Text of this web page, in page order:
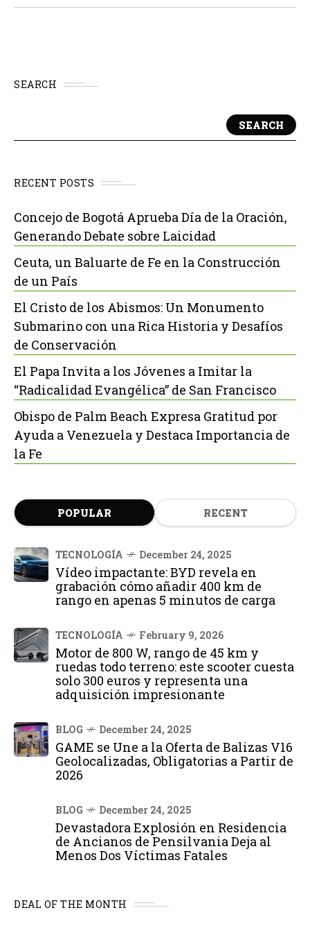
SEARCH
SEARCH
RECENT POSTS
Concejo de Bogotá Aprueba Día de la Oración,
Generando Debate sobre Laicidad
Ceuta, un Baluarte de Fe en la Construcción
de un País
El Cristo de los Abismos: Un Monumento
Submarino con una Rica Historia y Desafíos
de Conservación
El Papa Invita a los Jóvenes a Imitar la
“Radicalidad Evangélica” de San Francisco
Obispo de Palm Beach Expresa Gratitud por
Ayuda a Venezuela y Destaca Importancia de
la Fe
POPULAR RECENT
TECNOLOGÍA December 24, 2025
Vídeo impactante: BYD revela en
grabación cómo añadir 400 km de
rango en apenas 5 minutos de carga
TECNOLOGÍA February 9, 2026
Motor de 800 W, rango de 45 km y
ruedas todo terreno: este scooter cuesta
solo 300 euros y representa una
adquisición impresionante
BLOG December 24, 2025
GAME se Une a la Oferta de Balizas V16
Geolocalizadas, Obligatorias a Partir de
2026
BLOG December 24, 2025
Devastadora Explosión en Residencia
de Ancianos de Pensilvania Deja al
Menos Dos Víctimas Fatales
DEAL OF THE MONTH